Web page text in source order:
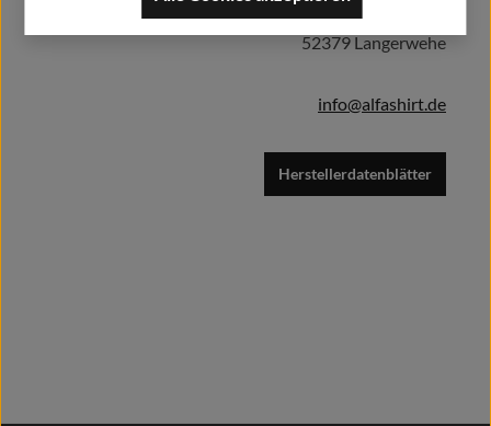
Weisweilerstr.20-22
52379 Langerwehe
info@alfashirt.de
Herstellerdatenblätter